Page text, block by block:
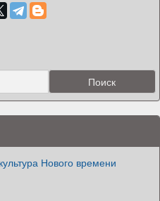
Нового времени